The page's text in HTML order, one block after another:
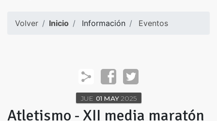
Volver Inicio Información Eventos
JUE 01 MAY 2025
Atletismo - XII media maratón